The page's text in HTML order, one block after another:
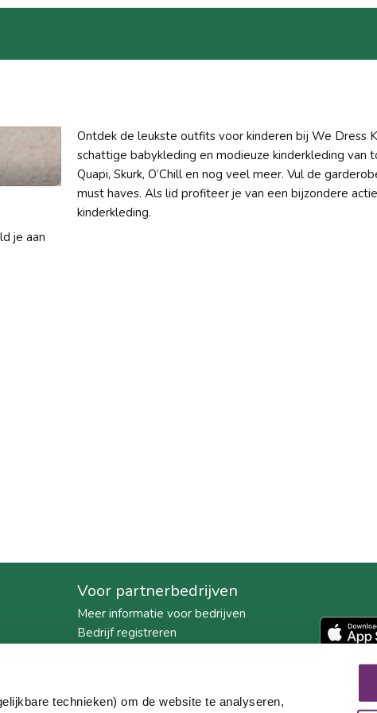
technieken) om de website te analyseren,
je aan
Ontdek de leukste outfits voor kinderen bij We Dress
schattige babykleding en modieuze kinderkleding van
Quapi, Skurk, O’Chill en nog veel meer. Vul de
must haves. Als lid profiteer je van een bijzondere
kinderkleding.
Voor partnerbedrijven
Meer informatie voor bedrijven
Bedrijf registreren